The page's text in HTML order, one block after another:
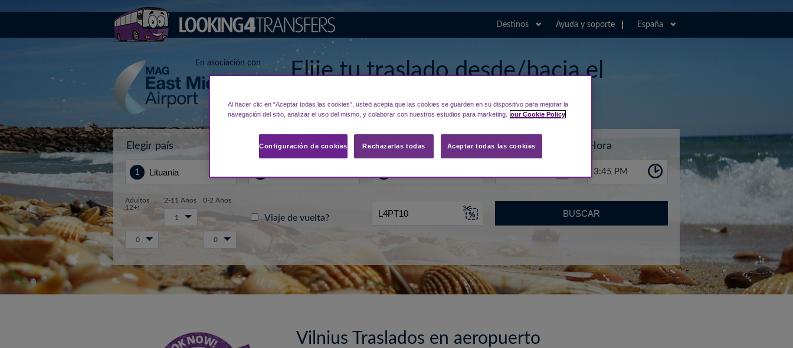
Destinos Ayuda y soporte España
En asociación con
Elije tu traslado desde/hacia el
Elegir país Desde... Hacia Fecha Hora
3:45 PM
Adultos
12+:
2-11 Años 0-2 Años
1
0 0
Viaje de vuelta? BUSCAR
Vilnius Traslados en aeropuerto
Al hacer clic en “Aceptar todas las cookies”, usted acepta que las cookies se guarden en su dispositivo para mejorar la
navegación del sitio, analizar el uso del mismo, y colaborar con nuestros estudios para marketing.
our Cookie Policy
Rechazarlas todas Aceptar todas las cookies
Configuración de cookies